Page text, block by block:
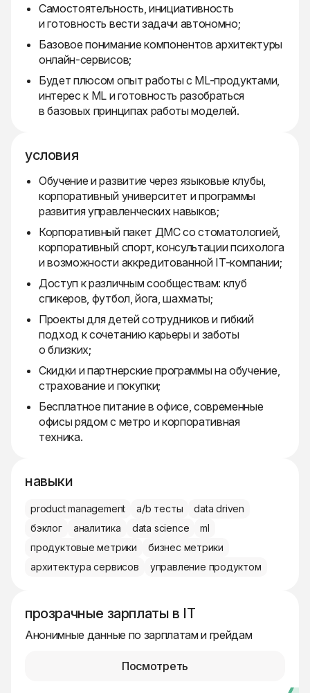
Самостоятельность, инициативность
и готовность вести задачи автономно;
Базовое понимание компонентов архитектуры
онлайн-сервисов;
Будет плюсом опыт работы с ML-продуктами,
интерес к ML и готовность разобраться
в базовых принципах работы моделей.
условия
Обучение и развитие через языковые клубы,
корпоративный университет и программы
развития управленческих навыков;
Корпоративный пакет ДМС со стоматологией,
корпоративный спорт, консультации психолога
и возможности аккредитованной IT-компании;
Доступ к различным сообществам: клуб
спикеров, футбол, йога, шахматы;
Проекты для детей сотрудников и гибкий
подход к сочетанию карьеры и заботы
о близких;
Скидки и партнерские программы на обучение,
страхование и покупки;
Бесплатное питание в офисе, современные
офисы рядом с метро и корпоративная
техника.
навыки
product management a/b тесты
data driven
бэклог
аналитика data science
ml
продуктовые метрики
бизнес метрики
архитектура сервисов
управление продуктом
прозрачные зарплаты в IT
Анонимные данные по зарплатам и грейдам
Посмотреть